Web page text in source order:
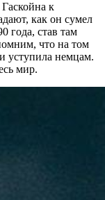
к
как он сумел
года, став там
что на том
уступила немцам.
мир.